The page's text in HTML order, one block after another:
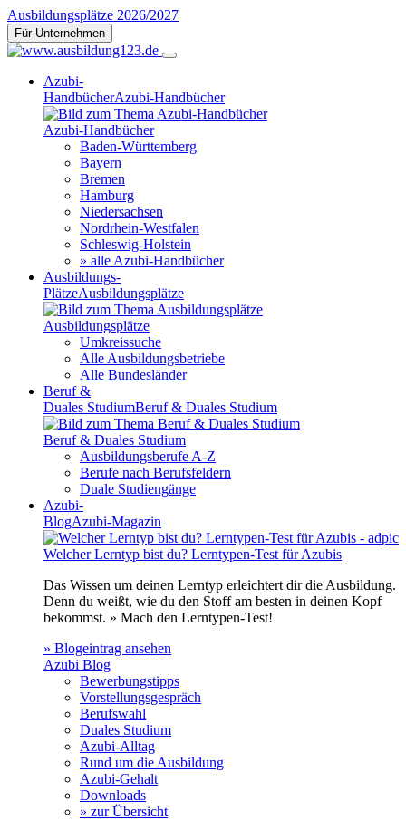
Ausbildungsplätze 2026/2027
Für Unternehmen
Azubi-
HandbücherAzubi-Handbücher
Azubi-Handbücher
Baden-Württemberg
Bayern
Bremen
Hamburg
Niedersachsen
Nordrhein-Westfalen
Schleswig-Holstein
» alle Azubi-Handbücher
Ausbildungs-
PlätzeAusbildungsplätze
Ausbildungsplätze
Umkreissuche
Alle Ausbildungsbetriebe
Alle Bundesländer
Beruf &
Duales StudiumBeruf & Duales Studium
Beruf & Duales Studium
Ausbildungsberufe A-Z
Berufe nach Berufsfeldern
Duale Studiengänge
Azubi-
BlogAzubi-Magazin
Welcher Lerntyp bist du? Lerntypen-Test für Azubis
Das Wissen um deinen Lerntyp erleichtert dir die Ausbildung.
Denn du weißt, wie du den Stoff am besten in deinen Kopf
bekommst. » Mach den Lerntypen-Test!
» Blogeintrag ansehen
Azubi Blog
Bewerbungstipps
Vorstellungsgespräch
Berufswahl
Duales Studium
Azubi-Alltag
Rund um die Ausbildung
Azubi-Gehalt
Downloads
» zur Übersicht